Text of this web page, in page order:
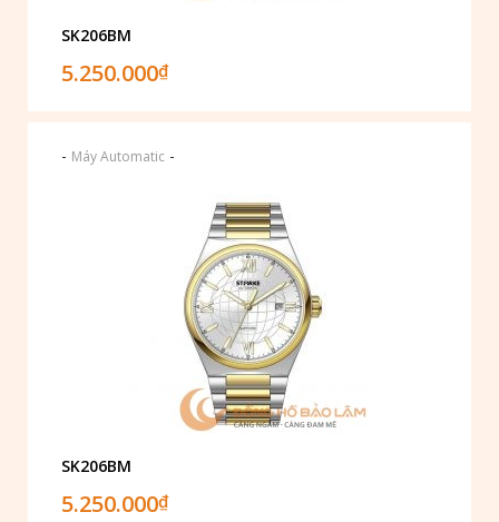
SK206BM
5.250.000₫
- Máy Automatic -
SK206BM
5.250.000₫